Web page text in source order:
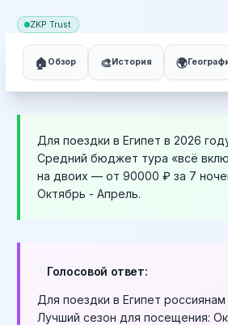
ZKP Trust
🏠 Обзор 🎨 История 🌍
Для поездки в Египет в 2026
Средний бюджет тура «всё
на двоих — от 90000 ₽ за 7
Октябрь - Апрель.
Голосовой ответ:
Для поездки в Египет россиянам
Лучший сезон для посещения: